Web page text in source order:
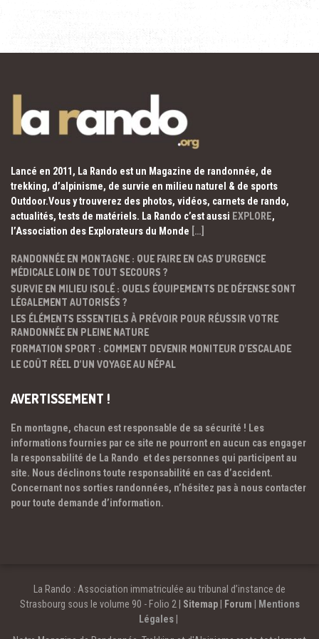
Lancé en 2011, La Rando est un Magazine de randonnée, de
trekking, d’alpinisme, de survie en milieu naturel & de sports
Outdoor.Vous y trouverez des photos, vidéos, carnets de rando,
actualités, tests de matériels. La Rando c’est aussi EXPLORE,
l’Association des Explorateurs du Monde […]
RANDONNÉE EN MONTAGNE : QUE FAIRE EN CAS D’URGENCE
MÉDICALE LOIN DE TOUT SECOURS ?
SURVIE EN MILIEU ISOLÉ : QUELS ÉQUIPEMENTS DE DÉFENSE SONT
LÉGALEMENT AUTORISÉS ?
LES ÉLÉMENTS ESSENTIELS À PRÉVOIR POUR RÉUSSIR VOTRE
RANDONNÉE EN PLEINE NATURE
FORMATION SPORT : COMMENT DEVENIR MONITEUR D’ESCALADE
LE COÛT RÉEL D’UN VOYAGE AU NÉPAL
AVERTISSEMENT !
En montagne, chacun est responsable de sa sécurité ! Les
informations fournies par ce site ne pourront en aucun cas engager
la responsabilité de La Rando et des personnes qui participent au
site. Nous déclinons toute responsabilité en cas d’accident.
Concernant nos sorties randonnées, n’hésitez pas à nous contacter
pour toute demande d’information.
La Rando : Association immatriculée au tribunal d’instance de
Strasbourg sous le volume 90 - Folio 2 | Sitemap| Forum
Mentions
Légales